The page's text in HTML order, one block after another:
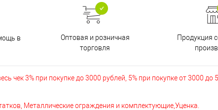
в
Оптовая и розничная
торговля
Продукция
чек 3% при покупке до 3000 рублей, 5% при покупке от 3000 до
Металлические ограждения и комплектующие,Уценка.